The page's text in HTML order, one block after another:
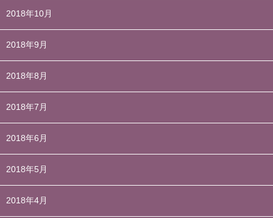
2018年10月
2018年9月
2018年8月
2018年7月
2018年6月
2018年5月
2018年4月